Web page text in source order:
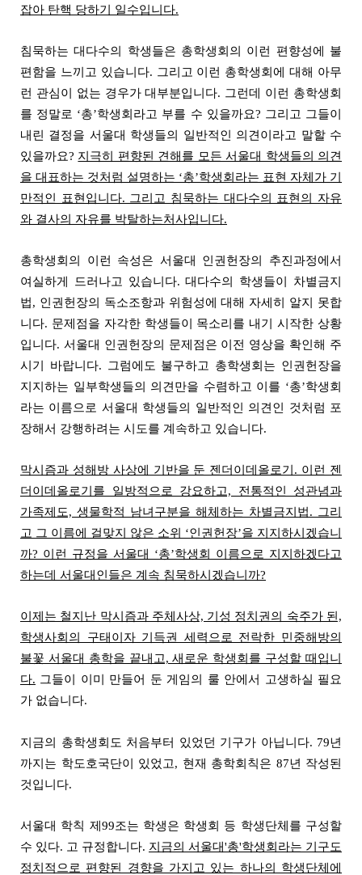
잡아 탄핵 당하기 일수입니다.
침묵하는 대다수의 학생들은 총학생회의 이런 편향성에 불
편함을 느끼고 있습니다. 그리고 이런 총학생회에 대해 아무
런 관심이 없는 경우가 대부분입니다. 그런데 이런 총학생회
를 정말로 ‘총’학생회라고 부를 수 있을까요? 그리고 그들이
내린 결정을 서울대 학생들의 일반적인 의견이라고 말할 수
있을까요? 지극히 편향된 견해를 모든 서울대 학생들의 의견
을 대표하는 것처럼 설명하는 ‘총’학생회라는 표현 자체가 기
만적인 표현입니다. 그리고 침묵하는 대다수의 표현의 자유
와 결사의 자유를 박탈하는처사입니다.
총학생회의 이런 속성은 서울대 인권헌장의 추진과정에서
여실하게 드러나고 있습니다. 대다수의 학생들이 차별금지
법, 인권헌장의 독소조항과 위험성에 대해 자세히 알지 못합
니다. 문제점을 자각한 학생들이 목소리를 내기 시작한 상황
입니다. 서울대 인권헌장의 문제점은 이전 영상을 확인해 주
시기 바랍니다. 그럼에도 불구하고 총학생회는 인권헌장을
지지하는 일부학생들의 의견만을 수렴하고 이를 ‘총’학생회
라는 이름으로 서울대 학생들의 일반적인 의견인 것처럼 포
장해서 강행하려는 시도를 계속하고 있습니다.
막시즘과 성해방 사상에 기반을 둔 젠더이데올로기. 이런 젠
더이데올로기를 일방적으로 강요하고, 전통적인 성관념과
가족제도, 생물학적 남녀구분을 해체하는 차별금지법. 그리
고 그 이름에 걸맞지 않은 소위 ‘인권헌장’을 지지하시겠습니
까? 이런 규정을 서울대 ‘총’학생회 이름으로 지지하겠다고
하는데 서울대인들은 계속 침묵하시겠습니까?
이제는 철지난 막시즘과 주체사상, 기성 정치권의 숙주가 된,
학생사회의 구태이자 기득권 세력으로 전락한 민중해방의
불꽃 서울대 총학을 끝내고, 새로운 학생회를 구성할 때입니
다. 그들이 이미 만들어 둔 게임의 룰 안에서 고생하실 필요
가 없습니다.
지금의 총학생회도 처음부터 있었던 기구가 아닙니다. 79년
까지는 학도호국단이 있었고, 현재 총학회칙은 87년 작성된
것입니다.
서울대 학칙 제99조는 학생은 학생회 등 학생단체를 구성할
수 있다. 고 규정합니다. 지금의 서울대'총'학생회라는 기구도
정치적으로 편향된 경향을 가지고 있는 하나의 학생단체에